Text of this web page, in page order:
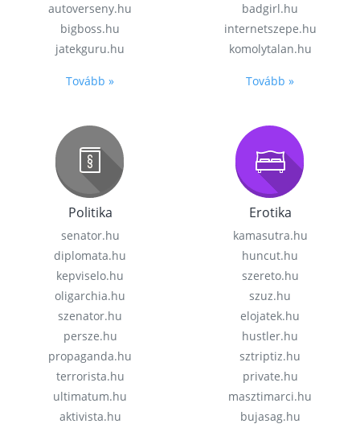
autoverseny.hu
bigboss.hu
jatekguru.hu
Tovább »
badgirl.hu
internetszepe.hu
komolytalan.hu
Tovább »
Politika
senator.hu
diplomata.hu
kepviselo.hu
oligarchia.hu
szenator.hu
persze.hu
propaganda.hu
terrorista.hu
ultimatum.hu
aktivista.hu
Erotika
kamasutra.hu
huncut.hu
szereto.hu
szuz.hu
elojatek.hu
hustler.hu
sztriptiz.hu
private.hu
masztimarci.hu
bujasag.hu